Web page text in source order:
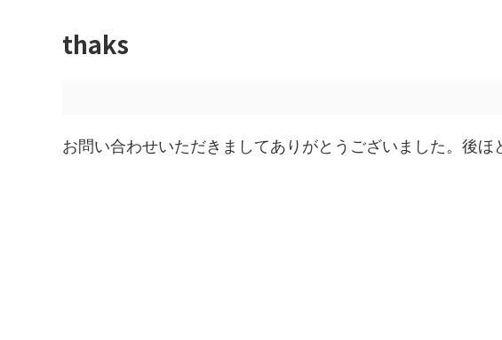
thaks
お問い合わせいただきましてありがとうございました。後ほ